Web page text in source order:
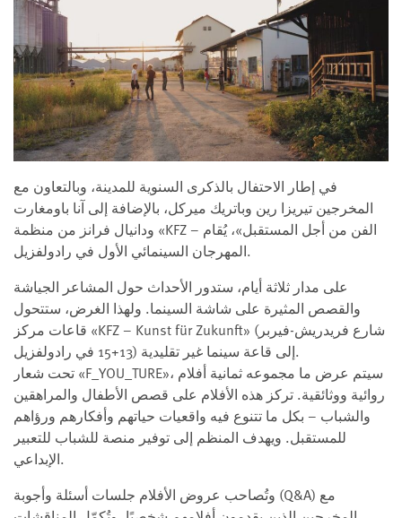
في إطار الاحتفال بالذكرى السنوية للمدينة، وبالتعاون مع
المخرجين تيريزا رين وباتريك ميركل، بالإضافة إلى آنا باومغارت
ودانيال فرانز من منظمة «KFZ – الفن من أجل المستقبل»، يُقام
المهرجان السينمائي الأول في رادولفزيل.
على مدار ثلاثة أيام، ستدور الأحداث حول المشاعر الجياشة
والقصص المثيرة على شاشة السينما. ولهذا الغرض، ستتحول
قاعات مركز «KFZ – Kunst für Zukunft» (شارع فريدريش-فيربر
13+15 في رادولفزيل) إلى قاعة سينما غير تقليدية.
تحت شعار «F_YOU_TURE»، سيتم عرض ما مجموعه ثمانية أفلام
روائية ووثائقية. تركز هذه الأفلام على قصص الأطفال والمراهقين
والشباب – بكل ما تتنوع فيه واقعيات حياتهم وأفكارهم ورؤاهم
للمستقبل. ويهدف المنظم إلى توفير منصة للشباب للتعبير
الإبداعي.
وتُصاحب عروض الأفلام جلسات أسئلة وأجوبة (Q&A) مع